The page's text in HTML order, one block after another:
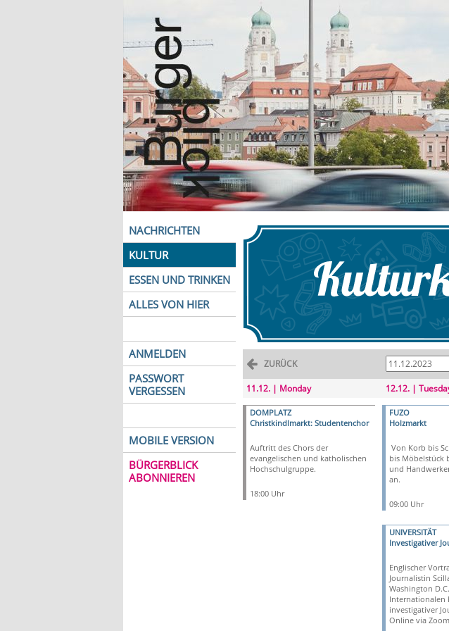
NACHRICHTEN
KULTUR
ESSEN UND TRINKEN
ALLES VON HIER
ANMELDEN
PASSWORT
VERGESSEN
MOBILE VERSION
BÜRGERBLICK
ABONNIEREN
ZURÜCK
11.12. | Monday
DOMPLATZ
Christkindlmarkt: Studentenchor
Auftritt des Chors der
evangelischen und katholischen
Hochschulgruppe.
18:00 Uhr
12.12. |
FUZO
Holzmarkt
Von Korb bis
bis Möbelstück
und
an.
09:00 Uhr
UNIVERSITÄT
Investigativer
Englischer
Journalistin
Washington
Internationalen
investigativer
Online via